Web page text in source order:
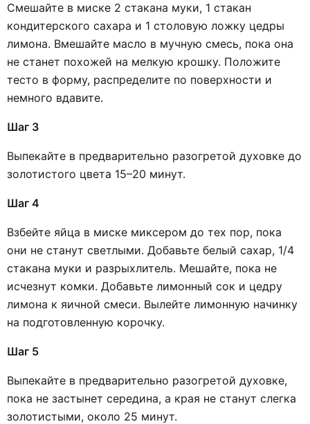
Смешайте в миске 2 стакана муки, 1 стакан
кондитерского сахара и 1 столовую ложку цедры
лимона. Вмешайте масло в мучную смесь, пока она
не станет похожей на мелкую крошку. Положите
тесто в форму, распределите по поверхности и
немного вдавите.
Шаг 3
Выпекайте в предварительно разогретой духовке до
золотистого цвета 15–20 минут.
Шаг 4
Взбейте яйца в миске миксером до тех пор, пока
они не станут светлыми. Добавьте белый сахар, 1/4
стакана муки и разрыхлитель. Мешайте, пока не
исчезнут комки. Добавьте лимонный сок и цедру
лимона к яичной смеси. Вылейте лимонную начинку
на подготовленную корочку.
Шаг 5
Выпекайте в предварительно разогретой духовке,
пока не застынет середина, а края не станут слегка
золотистыми, около 25 минут.